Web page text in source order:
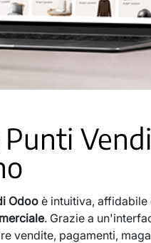
Odooè intuitiva,
. Grazie a
vendite, pagamenti,